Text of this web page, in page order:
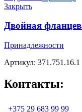
Закрыть
Двойная
Принадлежности
Артикул: 371.751.16.1
Контакты:
+375 29 683 99 99